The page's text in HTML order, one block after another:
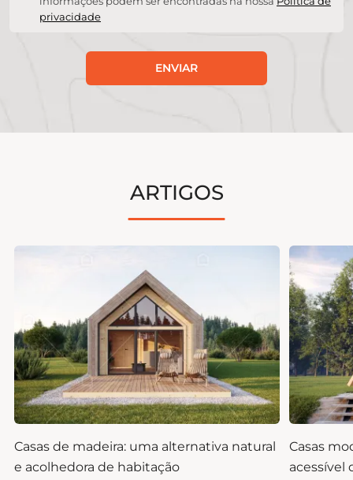
privacidade
ENVIAR
ARTIGOS
Casas de madeira: uma alternativa natural
e acolhedora de habitação
Casas
acessível